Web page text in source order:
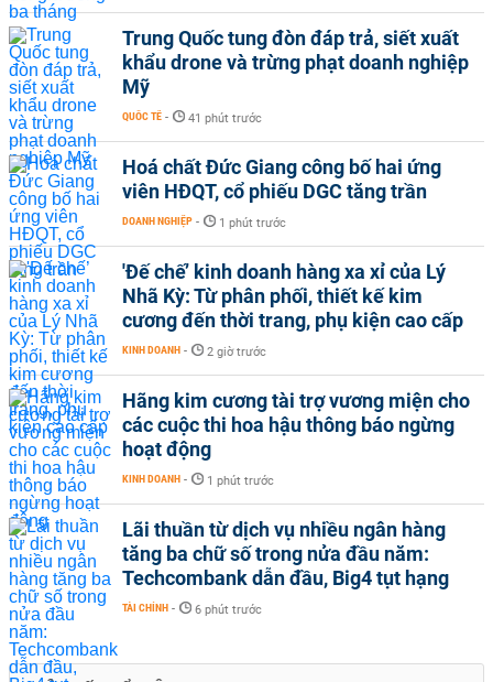
Trung Quốc tung đòn đáp trả, siết xuất
khẩu drone và trừng phạt doanh nghiệp
Mỹ
QUỐC TẾ - 41 phút trước
Hoá chất Đức Giang công bố hai ứng
viên HĐQT, cổ phiếu DGC tăng trần
DOANH NGHIỆP - 1 phút trước
'Đế chế’ kinh doanh hàng xa xỉ của Lý
Nhã Kỳ: Từ phân phối, thiết kế kim
cương đến thời trang, phụ kiện cao cấp
KINH DOANH - 2 giờ trước
Hãng kim cương tài trợ vương miện cho
các cuộc thi hoa hậu thông báo ngừng
hoạt động
KINH DOANH - 1 phút trước
Lãi thuần từ dịch vụ nhiều ngân hàng
tăng ba chữ số trong nửa đầu năm:
Techcombank dẫn đầu, Big4 tụt hạng
TÀI CHÍNH - 6 phút trước